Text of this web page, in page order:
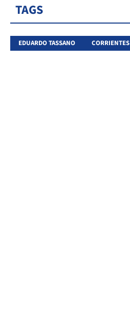
TAGS
EDUARDO TASSANO CORRIENTES